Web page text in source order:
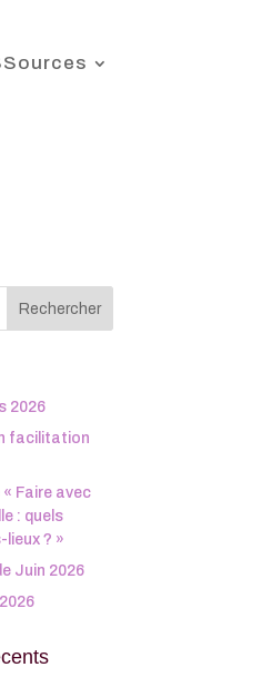
2026
facilitation
Faire avec
: quels
? »
Juin 2026